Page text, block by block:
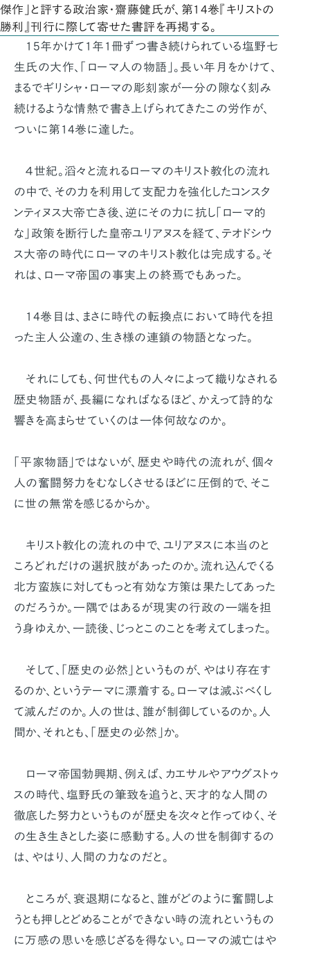
傑作」と評する政治家・齋藤健氏が、第14巻『キリストの
勝利』刊行に際して寄せた書評を再掲する。
15年かけて1年1冊ずつ書き続けられている塩野七
生氏の大作、「ローマ人の物語」。長い年月をかけて、
まるでギリシャ・ローマの彫刻家が一分の隙なく刻み
続けるような情熱で書き上げられてきたこの労作が、
ついに第14巻に達した。
４世紀。滔々と流れるローマのキリスト教化の流れ
の中で、その力を利用して支配力を強化したコンスタ
ンティヌス大帝亡き後、逆にその力に抗し「ローマ的
な」政策を断行した皇帝ユリアヌスを経て、テオドシウ
ス大帝の時代にローマのキリスト教化は完成する。そ
れは、ローマ帝国の事実上の終焉でもあった。
14巻目は、まさに時代の転換点において時代を担
った主人公達の、生き様の連鎖の物語となった。
それにしても、何世代もの人々によって織りなされる
歴史物語が、長編になればなるほど、かえって詩的な
響きを高まらせていくのは一体何故なのか。
「平家物語」ではないが、歴史や時代の流れが、個々
人の奮闘努力をむなしくさせるほどに圧倒的で、そこ
に世の無常を感じるからか。
キリスト教化の流れの中で、ユリアヌスに本当のと
ころどれだけの選択肢があったのか。流れ込んでくる
北方蛮族に対してもっと有効な方策は果たしてあった
のだろうか。一隅ではあるが現実の行政の一端を担
う身ゆえか、一読後、じっとこのことを考えてしまった。
そして、「歴史の必然」というものが、やはり存在す
るのか、というテーマに漂着する。ローマは滅ぶべくし
て滅んだのか。人の世は、誰が制御しているのか。人
間か、それとも、「歴史の必然」か。
ローマ帝国勃興期、例えば、カエサルやアウグストゥ
スの時代、塩野氏の筆致を追うと、天才的な人間の
徹底した努力というものが歴史を次々と作ってゆく、そ
の生き生きとした姿に感動する。人の世を制御するの
は、やはり、人間の力なのだと。
ところが、衰退期になると、誰がどのように奮闘しよ
うとも押しとどめることができない時の流れというもの
に万感の思いを感じざるを得ない。ローマの滅亡はや